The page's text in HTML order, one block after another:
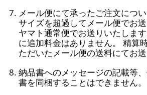
メール便にて承ったご注文につ
サイズを超過してメール便でお
ヤマト通常便でお送りいたしま
に追加料金はありません。 精算
ただいたメール便の送料にてお送
納品書へのメッセージの記載等
書を同梱することはできません。